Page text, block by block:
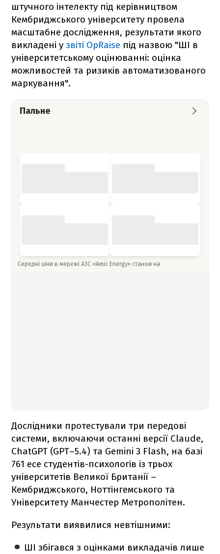
штучного інтелекту під керівництвом
Кембриджського університету провела
масштабне дослідження, результати якого
викладені у звіті OpRaise під назвою "ШІ в
університетському оцінюванні: оцінка
можливостей та ризиків автоматизованого
маркування".
Пальне
Середні ціни в мережі АЗС «Amic Energy» станом на
Дослідники протестували три передові
системи, включаючи останні версії Claude,
ChatGPT (GPT–5.4) та Gemini 3 Flash, на базі
761 есе студентів-психологів із трьох
університетів Великої Британії –
Кембриджського, Ноттінгемського та
Університету Манчестер Метрополітен.
Результати виявилися невтішними:
ШІ збігався з оцінками викладачів лише